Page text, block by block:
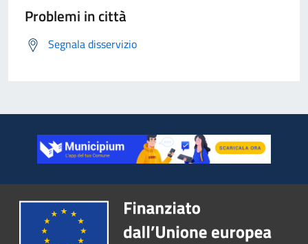
Problemi in città
Segnala disservizio